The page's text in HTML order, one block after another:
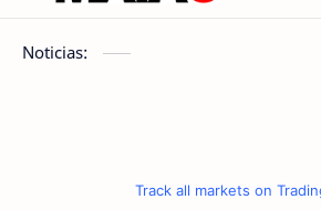
Noticias:
Track all markets on